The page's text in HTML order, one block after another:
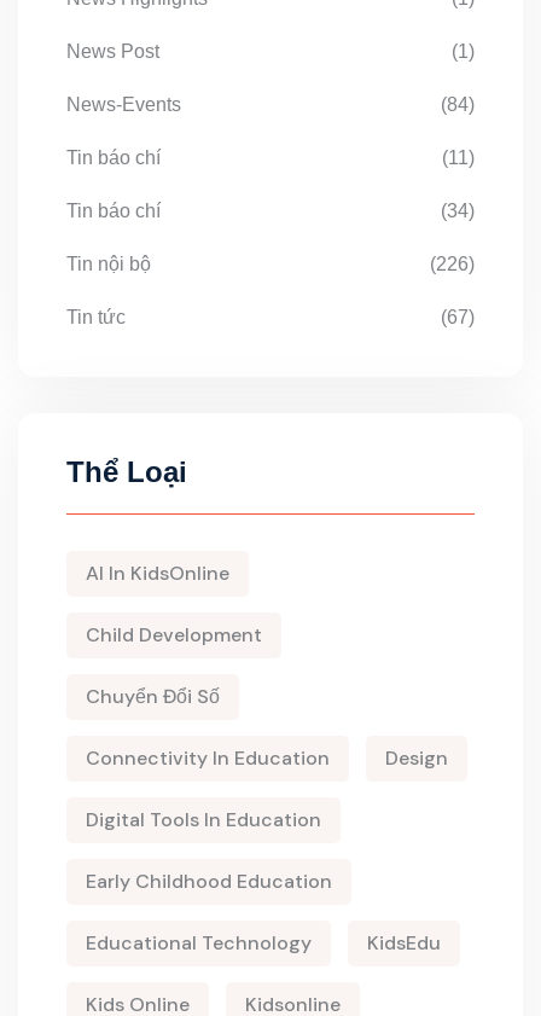
News Post (1)
News-Events (84)
Tin báo chí (11)
Tin báo chí (34)
Tin nội bộ (226)
Tin tức (67)
Thể Loại
AI In KidsOnline
Child Development
Chuyển Đổi Số
Connectivity In Education Design
Digital Tools In Education
Early Childhood Education
Educational Technology KidsEdu
Kids Online Kidsonline